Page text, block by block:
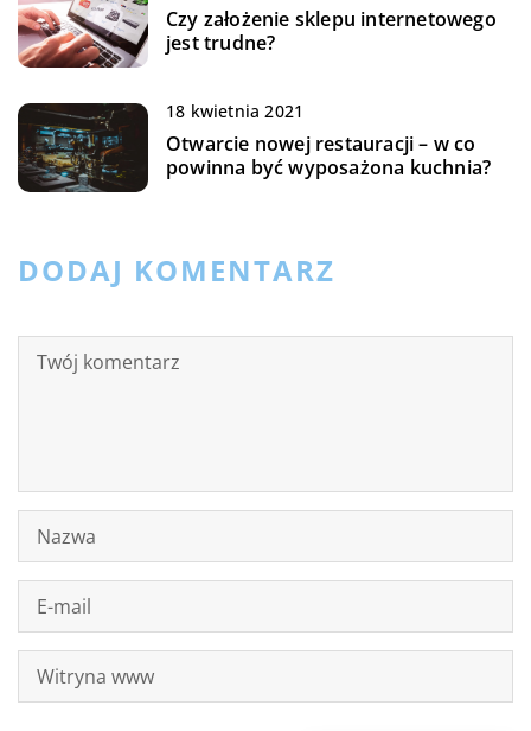
Czy założenie sklepu internetowego
jest trudne?
18 kwietnia 2021
Otwarcie nowej restauracji – w co
powinna być wyposażona kuchnia?
DODAJ KOMENTARZ